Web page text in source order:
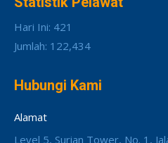
Hari Ini: 421
Jumlah: 122,434
Hubungi Kami
Alamat
Level 5, Surian Tower, No. 1,